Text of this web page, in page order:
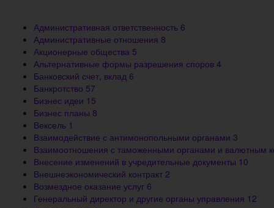
Административная ответственность 6
Административные отношения 8
Акционерные общества 5
Альтернативные формы разрешения споров 4
Банковский счет, вклад 6
Банкротство 57
Бизнес идеи 15
Бизнес планы 8
Вексель 1
Взаимодействие с антимонопольными органами 3
Взаимоотношения с таможенными органами и валютным
Внесение изменений в учредительные документы 10
Внешнеэкономический контракт 2
Возмездное оказание услуг 6
Генеральный директор и другие органы управления 12